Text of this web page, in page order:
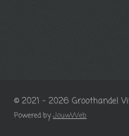
© 2021 - 2026 Groothandel
Powered by JouwWeb